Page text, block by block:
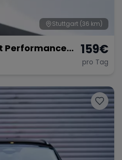
Stuttgart (36 km)
Performance
159€
pro Tag